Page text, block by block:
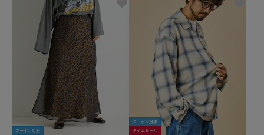
クーポン対象
クーポン対象
タイムセール